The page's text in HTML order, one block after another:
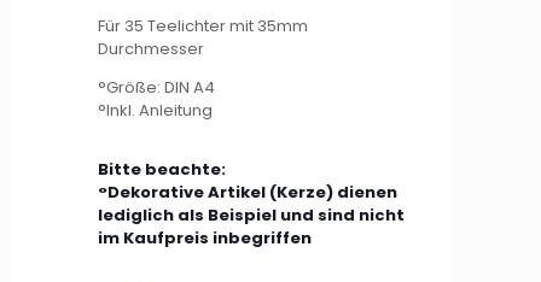
Für 35 Teelichter mit 35mm
Durchmesser
°Größe: DIN A4
°Inkl. Anleitung
Bitte beachte:
°Dekorative Artikel (Kerze) dienen
lediglich als Beispiel und sind nicht
im Kaufpreis inbegriffen